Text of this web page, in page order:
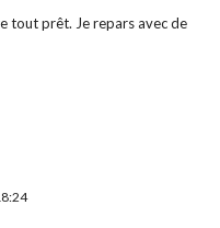
tout prêt. Je repars avec de